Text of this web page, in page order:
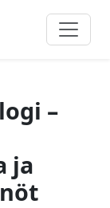
–
ja